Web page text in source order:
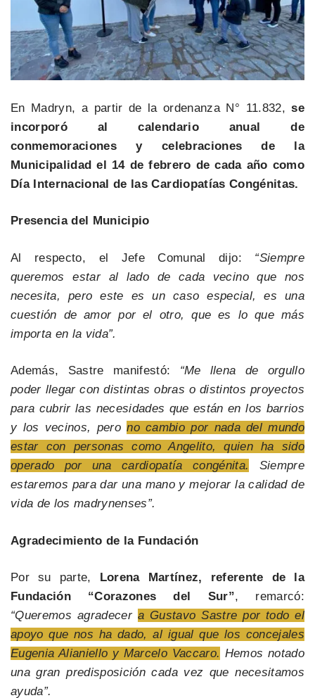
En Madryn, a partir de la ordenanza N° 11.832,se
incorporó al calendario anual de
conmemoraciones y celebraciones de la
Municipalidad el 14 de febrero de cada año como
Día Internacional de las Cardiopatías Congénitas.
Presencia del Municipio
Al respecto, el Jefe Comunal dijo: “Siempre
queremos estar al lado de cada vecino que nos
necesita, pero este es un caso especial, es una
cuestión de amor por el otro, que es lo que más
importa en la vida”.
Además, Sastre manifestó: “Me llena de orgullo
poder llegar con distintas obras o distintos proyectos
para cubrir las necesidades que están en los barrios
y los vecinos, perono cambio por nada del mundo
estar con personas como Angelito, quien ha sido
operado por una cardiopatía congénita.
Siempre
estaremos para dar una mano y mejorar la calidad de
vida de los madrynenses”.
Agradecimiento de la Fundación
Por su parte,
Lorena Martínez, referente de la
Fundación “Corazones del Sur”, remarcó:
“Queremos agradecer a Gustavo Sastre por todo el
apoyo que nos ha dado, al igual que los concejales
Eugenia Alianiello y Marcelo Vaccaro. Hemos notado
una gran predisposición cada vez que necesitamos
ayuda”.